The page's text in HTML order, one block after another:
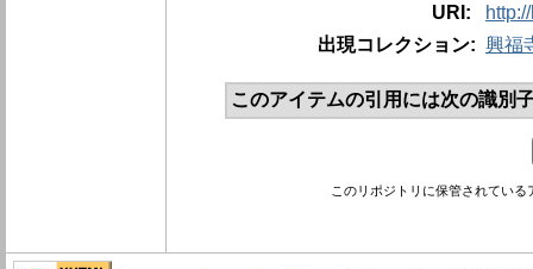
URI:
出現コレクション: 興福
このアイテムの引用には次の識別
このリポジトリに保管されてい